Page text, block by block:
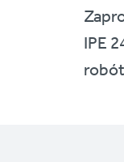
IPE